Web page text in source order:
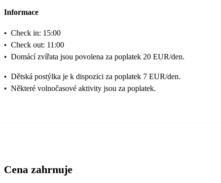
Informace
• Check in: 15:00
• Check out: 11:00
• Domácí zvířata jsou povolena za poplatek 20 EUR/den.
• Dětská postýlka je k dispozici za poplatek 7 EUR/den.
• Některé volnočasové aktivity jsou za poplatek.
Cena zahrnuje